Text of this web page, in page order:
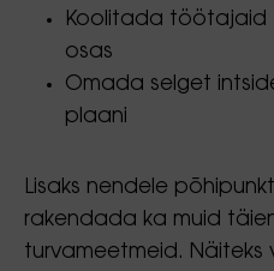
Koolitada töötajaid
osas
Omada selget
plaani
Lisaks nendele
rakendada ka muid
turvameetmeid. Näiteks